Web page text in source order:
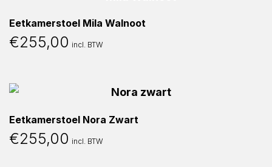
Eetkamerstoel Mila Walnoot
€255,00 incl. BTW
Eetkamerstoel Nora Zwart
€255,00 incl. BTW